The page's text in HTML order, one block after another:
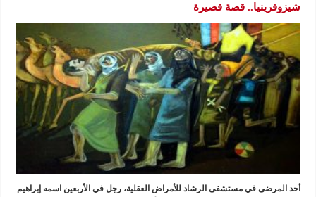
شيزوفرينيا.. قصة قصيرة
أحد المرضى في مستشفى الرشاد للأمراض العقلية، رجل في الأربعين اسمه إبراهيم